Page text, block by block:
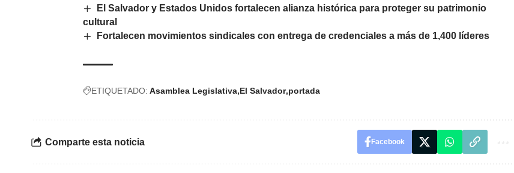
El Salvador y Estados Unidos fortalecen alianza histórica para proteger su patrimonio
cultural
Fortalecen movimientos sindicales con entrega de credenciales a más de 1,400 líderes
ETIQUETADO: Asamblea Legislativa El Salvador portada
Comparte esta noticia Facebook